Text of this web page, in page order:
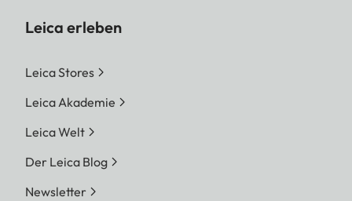
Leica erleben
Leica Stores
Leica Akademie
Leica Welt
Der Leica Blog
Newsletter